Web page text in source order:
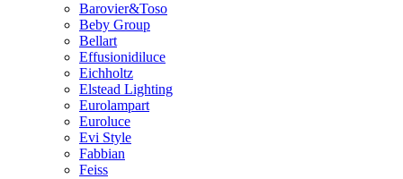
Barovier&Toso
Beby Group
Bellart
Effusionidiluce
Eichholtz
Elstead Lighting
Eurolampart
Euroluce
Evi Style
Fabbian
Feiss